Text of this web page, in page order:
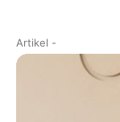
Artikel -